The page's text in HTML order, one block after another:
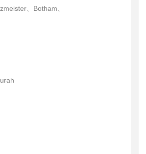
、Botham、